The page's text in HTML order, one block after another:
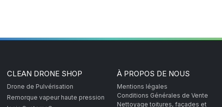
CLEAN DRONE SHOP
Drone de Pulvérisation
Remorque vapeur haute pression
À PROPOS DE NOUS
Mentions légales
Conditions Générales de Vente
Nettoyage toitures, façades et